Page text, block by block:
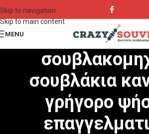
Skip to navigation
Skip to main content
MENU
σουβλάκια
γρήγορο